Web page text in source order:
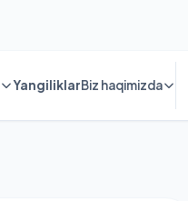
YangiliklarBiz haqimizda